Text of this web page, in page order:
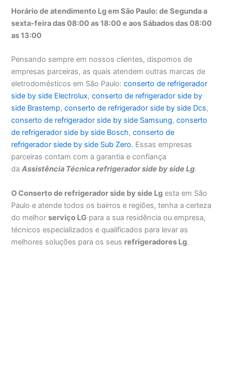
Horário de atendimento Lg em São Paulo: de Segunda a
sexta-feira das 08:00 as 18:00 e aos Sábados das 08:00
as 13:00
Pensando sempre em nossos clientes, dispomos de
empresas parceiras, as quais atendem outras marcas de
eletrodomésticos em São Paulo:conserto de refrigerador
side by side Electrolux,conserto de refrigerador side by
side Brastemp,conserto de refrigerador side by side Dcs,
conserto de refrigerador side by side Samsung,conserto
de refrigerador side by side Bosch,conserto de
refrigerador siede by side Sub Zero. Essas empresas
parceiras contam com a garantia e confiança
daAssistência Técnica refrigerador side by side Lg.
O Conserto de refrigerador side by side Lg esta em São
Paulo e atende todos os bairros e regiões, tenha a certeza
do melhorserviço LG para a sua residência ou empresa,
técnicos especializados e qualificados para levar as
melhores soluções para os seus refrigeradores Lg.